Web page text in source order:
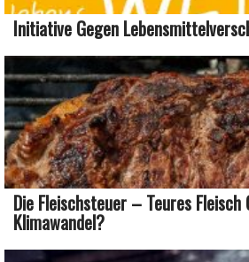
Initiative Gegen
Die Fleischsteuer – Teures Fleisch
Klimawandel?